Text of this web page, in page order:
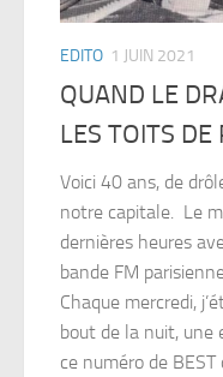
EDITO 1 JUIN 2021
QUAND LE
LES TOITS DE
Voici 40 ans, de
notre capitale. Le
dernières heures
bande FM
Chaque mercredi,
bout de la nuit, une
ce numéro de